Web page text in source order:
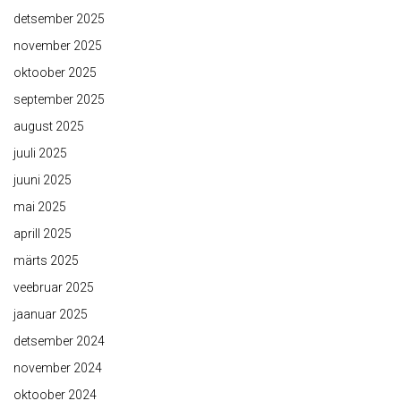
detsember 2025
november 2025
oktoober 2025
september 2025
august 2025
juuli 2025
juuni 2025
mai 2025
aprill 2025
märts 2025
veebruar 2025
jaanuar 2025
detsember 2024
november 2024
oktoober 2024